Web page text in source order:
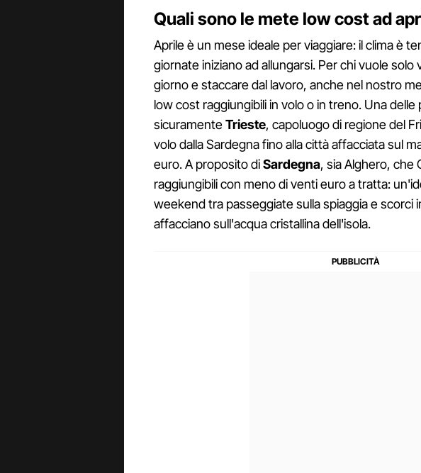
Quali sono le mete low cost ad
Aprile è un mese ideale per viaggiare: il clima è
giornate iniziano ad allungarsi. Per chi vuole solo
giorno e staccare dal lavoro, anche nel nostro
low cost raggiungibili in volo o in treno. Una
sicuramenteTrieste, capoluogo di regione del
volo dalla Sardegna fino alla città affacciata sul
euro. A proposito diSardegna, sia Alghero, che
raggiungibili con meno di venti euro a tratta:
weekend tra passeggiate sulla spiaggia e scorci
affacciano sull'acqua cristallina dell'isola.